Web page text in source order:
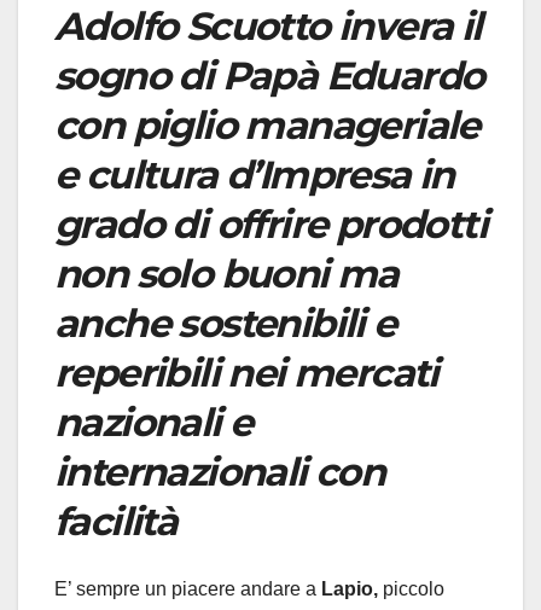
Adolfo Scuotto invera il
sogno di Papà Eduardo
con piglio manageriale
e cultura d’Impresa in
grado di offrire prodotti
non solo buoni ma
anche sostenibili e
reperibili nei mercati
nazionali e
internazionali con
facilità
E’ sempre un piacere andare a Lapio, piccolo